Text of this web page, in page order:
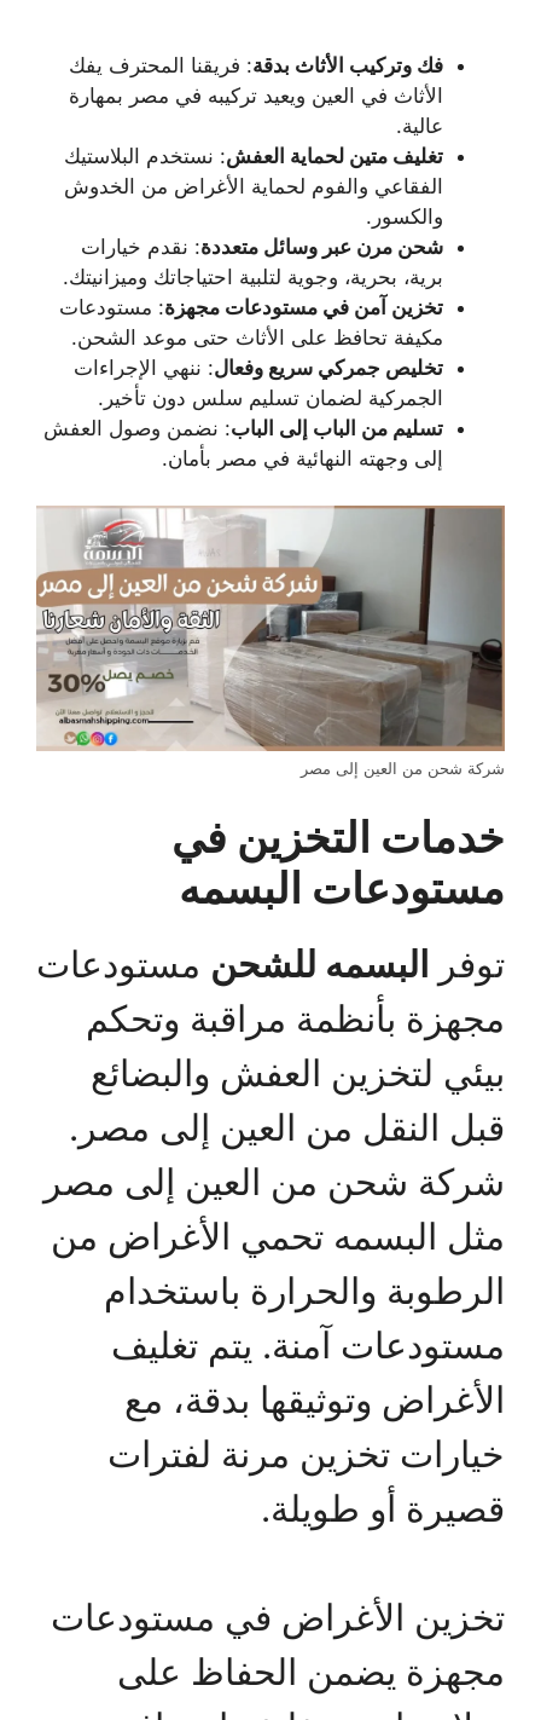
فك وتركيب الأثاث بدقة: فريقنا المحترف يفك
الأثاث في العين ويعيد تركيبه في مصر بمهارة
عالية.
تغليف متين لحماية العفش: نستخدم البلاستيك
الفقاعي والفوم لحماية الأغراض من الخدوش
والكسور.
شحن مرن عبر وسائل متعددة: نقدم خيارات
برية، بحرية، وجوية لتلبية احتياجاتك وميزانيتك.
تخزين آمن في مستودعات مجهزة: مستودعات
مكيفة تحافظ على الأثاث حتى موعد الشحن.
تخليص جمركي سريع وفعال: ننهي الإجراءات
الجمركية لضمان تسليم سلس دون تأخير.
تسليم من الباب إلى الباب: نضمن وصول العفش
إلى وجهته النهائية في مصر بأمان.
شركة شحن من العين إلى مصر
خدمات التخزين في
مستودعات البسمه
توفر البسمه للشحن مستودعات
مجهزة بأنظمة مراقبة وتحكم
بيئي لتخزين العفش والبضائع
قبل النقل من العين إلى مصر.
شركة شحن من العين إلى مصر
مثل البسمه تحمي الأغراض من
الرطوبة والحرارة باستخدام
مستودعات آمنة. يتم تغليف
الأغراض وتوثيقها بدقة، مع
خيارات تخزين مرنة لفترات
قصيرة أو طويلة.
تخزين الأغراض في مستودعات
مجهزة يضمن الحفاظ على